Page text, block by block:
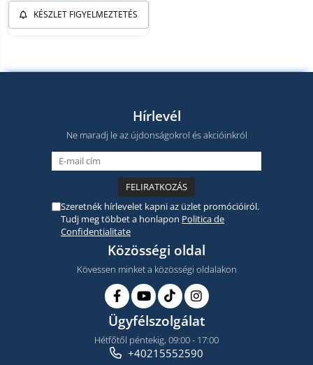
KÉSZLET FIGYELMEZTETÉS
Hírlevél
Ne maradj le az újdonságokrol és akcióinkról
Szeretnék hírlevelet kapni az üzlet promócióiról.
Tudj meg többet a honlapon Politica de
Confidentialitate
Közösségi oldal
Kövessen minket a közösségi oldalakon
Ügyfélszolgálat
Hétfőtől péntekig, 09:00 - 17:00
+40215552590